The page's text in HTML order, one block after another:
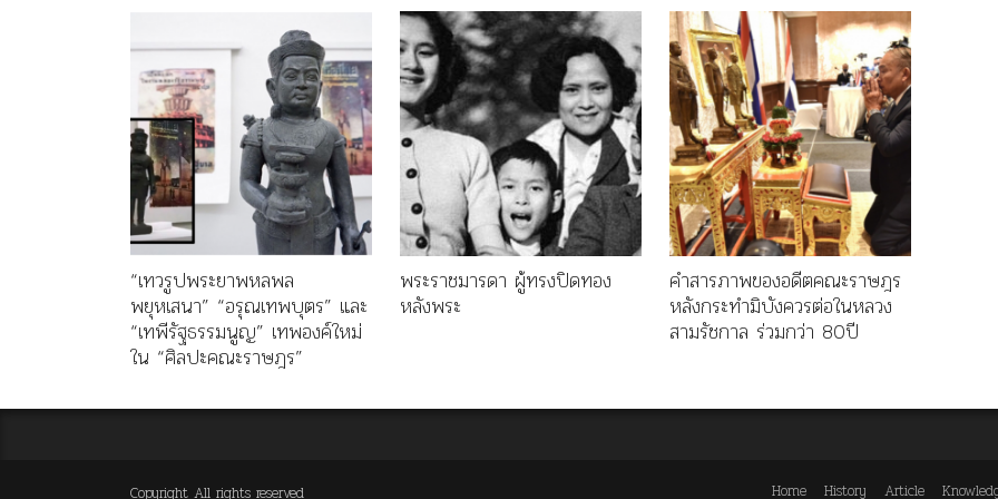
“เทวรูปพระยาพหลพล
พยุหเสนา” “อรุณเทพบุตร” และ
“เทพีรัฐธรรมนูญ” เทพองค์ใหม่
ใน “ศิลปะคณะราษฎร”
พระราชมารดา ผู้ทรงปิดทอง
หลังพระ
คำสารภาพของอดีตคณะราษฎร
หลังกระทำมิบังควรต่อในหลวง
สามรัชกาล ร่วมกว่า 80ปี
Copyright All rights reserved Home History Article